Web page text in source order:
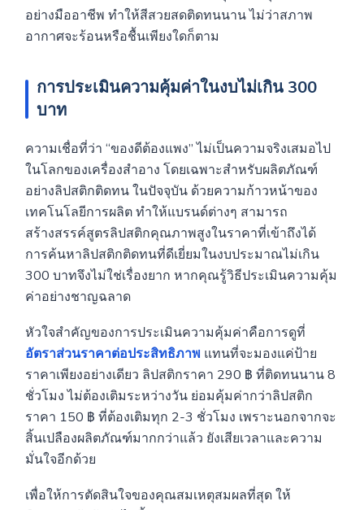
อย่างมืออาชีพ ทำให้สีสวยสดติดทนนาน ไม่ว่าสภาพ
อากาศจะร้อนหรือชื้นเพียงใดก็ตาม
การประเมินความคุ้มค่าในงบไม่เกิน 300
บาท
ความเชื่อที่ว่า “ของดีต้องแพง” ไม่เป็นความจริงเสมอไป
ในโลกของเครื่องสำอาง โดยเฉพาะสำหรับผลิตภัณฑ์
อย่างลิปสติกติดทน ในปัจจุบัน ด้วยความก้าวหน้าของ
เทคโนโลยีการผลิต ทำให้แบรนด์ต่างๆ สามารถ
สร้างสรรค์สูตรลิปสติกคุณภาพสูงในราคาที่เข้าถึงได้
การค้นหาลิปสติกติดทนที่ดีเยี่ยมในงบประมาณไม่เกิน
300 บาทจึงไม่ใช่เรื่องยาก หากคุณรู้วิธีประเมินความคุ้ม
ค่าอย่างชาญฉลาด
หัวใจสำคัญของการประเมินความคุ้มค่าคือการดูที่
อัตราส่วนราคาต่อประสิทธิภาพ แทนที่จะมองแค่ป้าย
ราคาเพียงอย่างเดียว ลิปสติกราคา 290 ฿ ที่ติดทนนาน 8
ชั่วโมง ไม่ต้องเติมระหว่างวัน ย่อมคุ้มค่ากว่าลิปสติก
ราคา 150 ฿ ที่ต้องเติมทุก 2-3 ชั่วโมง เพราะนอกจากจะ
สิ้นเปลืองผลิตภัณฑ์มากกว่าแล้ว ยังเสียเวลาและความ
มั่นใจอีกด้วย
เพื่อให้การตัดสินใจของคุณสมเหตุสมผลที่สุด ให้